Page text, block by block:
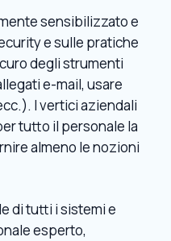
sensibilizzato e
e sulle pratiche
degli strumenti
e-mail, usare
I vertici aziendali
tutto il personale la
almeno le nozioni
di tutti i sistemi e
esperto,